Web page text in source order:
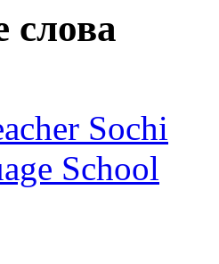
Sochi
School